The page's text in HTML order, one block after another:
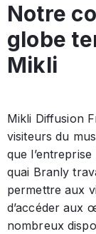
Notre
globe
Mikli
Mikli Diffusion
visiteurs du
que
quai Branly
permettre aux
d’accéder aux
nombreux